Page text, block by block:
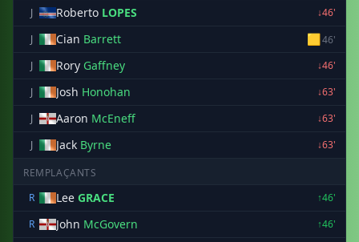
J
Roberto LOPES
↓46'
J
Cian Barrett 🟨46'
J
Rory Gaffney
↓46'
J
Josh Honohan
↓63'
J
Aaron McEneff
↓63'
J
Jack Byrne ↓63'
REMPLAÇANTS
R
Lee GRACE
↑46'
R
John McGovern
↑46'